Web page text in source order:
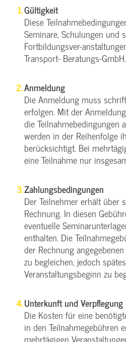
Gültigkeit
Diese
Seminare, Schulungen und
Fortbildungsver-
Transport- Beratungs-GmbH.
Anmeldung
Die Anmeldung muss
erfolgen. Mit der
die Teilnahmebedingungen
werden in der Reihenfolge
berücksichtigt. Bei
eine Teilnahme nur
Zahlungsbedingungen
Der Teilnehmer erhält über
Rechnung. In diesen
eventuelle
enthalten. Die
der Rechnung
zu begleichen, jedoch
Veranstaltungsbeginn zu
Unterkunft und Verpflegung
Die Kosten für eine
in den Teilnahmegebühren
mehrtägigen